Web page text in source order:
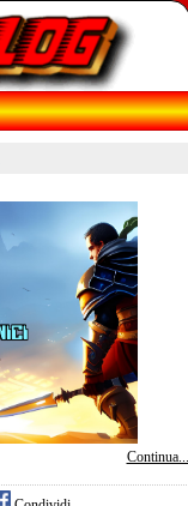
Continua...